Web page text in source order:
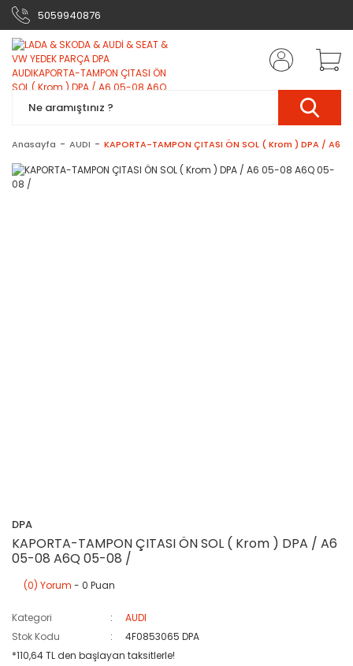
5059940876
Anasayfa AUDI KAPORTA-TAMPON ÇITASI ÖN SOL ( Krom ) DPA / A6
DPA
KAPORTA-TAMPON ÇITASI ÖN SOL ( Krom ) DPA / A6
05-08 A6Q 05-08 /
(0) Yorum - 0 Puan
Kategori
AUDI
Stok Kodu
4F0853065 DPA
*110,64 TL den başlayan taksitlerle!